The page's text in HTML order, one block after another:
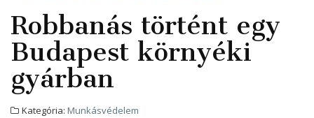
Robbanás történt egy
Budapest környéki
gyárban
Kategória: Munkásvédelem